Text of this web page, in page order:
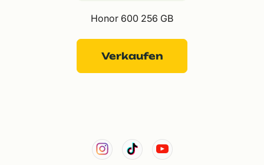
Honor 600 256 GB
Verkaufen